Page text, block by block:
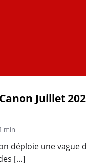
Juillet
min
déploie une vague
[…]